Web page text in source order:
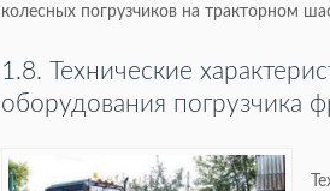
колесных погрузчиков на тракторном
1.8. Технические
оборудования погрузчика